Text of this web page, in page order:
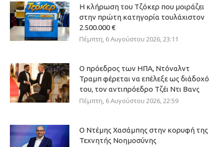
Η κλήρωση του Τζόκερ που μοιράζει
στην πρώτη κατηγορία τουλάχιστον
2.500.000 €
Πέμπτη, 6 Αυγούστου 2026, 23:11
Ο πρόεδρος των ΗΠΑ, Ντόναλντ
Τραμπ φέρεται να επέλεξε ως διάδοχό
του, τον αντιπρόεδρο Τζέι Ντι Βανς
Πέμπτη, 6 Αυγούστου 2026, 22:59
Ο Ντέμης Χασάμπης στην κορυφή της
Τεχνητής Νοημοσύνης